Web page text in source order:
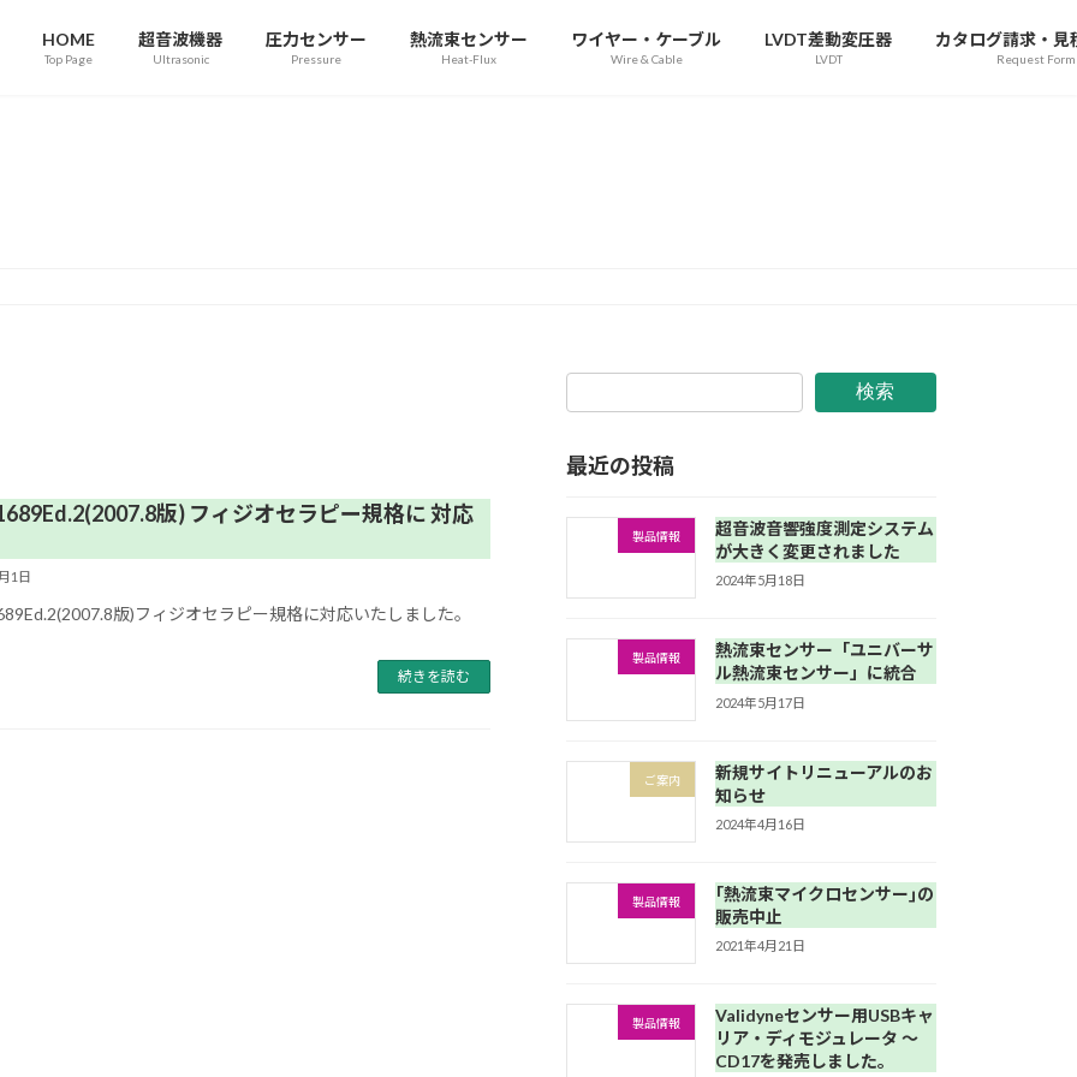
HOME
Top Page
超音波機器
Ultrasonic
圧力センサー
Pressure
熱流束センサー
Heat-Flux
ワイヤー・ケーブル
Wire & Cable
LVDT差動変圧器
LVDT
カタログ請求・見
Request Form
版) フィジオセラピー規格に 対応
1日
版)フィジオセラピー規格に対応いたしました。
続きを読む
検索
最近の投稿
製品情報
超音波音響強度測定システム
が大きく変更されました
2024年5月18日
製品情報
熱流束センサー「ユニバーサ
ル熱流束センサー」に統合
2024年5月17日
ご案内
新規サイトリニューアルのお
知らせ
2024年4月16日
製品情報
｢熱流束マイクロセンサー｣の
販売中止
2021年4月21日
製品情報
Validyneセンサー用USBキャ
リア・ディモジュレータ 〜
CD17を発売しました。